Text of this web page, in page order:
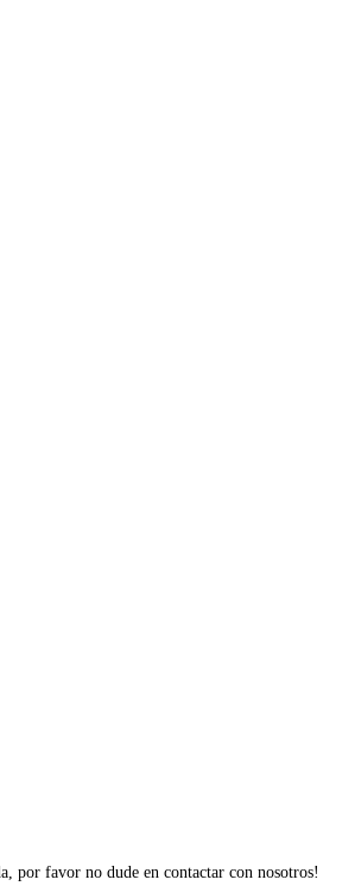
por favor no dude en contactar con nosotros!